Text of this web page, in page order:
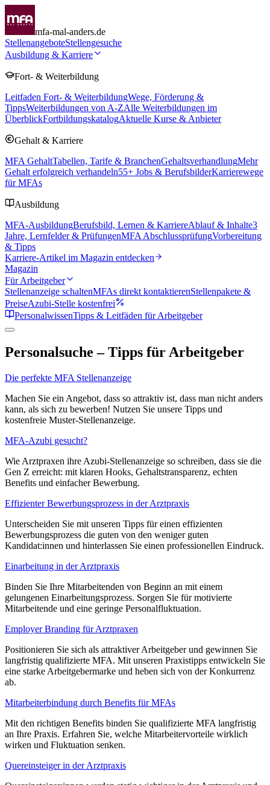
mfa-mal-anders.de
StellenangeboteStellengesuche
Ausbildung & Karriere
Fort- & Weiterbildung
Leitfaden Fort- & WeiterbildungWege, Förderung &
TippsWeiterbildungen von A-ZAlle Weiterbildungen im
ÜberblickFortbildungskatalogAktuelle Kurse & Anbieter
Gehalt & Karriere
MFA GehaltTabellen, Tarife & BranchenGehaltsverhandlungMehr
Gehalt erfolgreich verhandeln55+ Jobs & BerufsbilderKarrierewege
für MFAs
Ausbildung
MFA-AusbildungBerufsbild, Lernen & KarriereAblauf & Inhalte3
Jahre, Lernfelder & PrüfungenMFA AbschlussprüfungVorbereitung
& Tipps
Karriere-Artikel im Magazin entdecken
Magazin
Für Arbeitgeber
Stellenanzeige schaltenMFAs direkt kontaktierenStellenpakete &
PreiseAzubi-Stelle kostenfrei
PersonalwissenTipps & Leitfäden für Arbeitgeber
Personalsuche – Tipps für Arbeitgeber
Die perfekte MFA Stellenanzeige
Machen Sie ein Angebot, dass so attraktiv ist, dass man nicht anders
kann, als sich zu bewerben! Nutzen Sie unsere Tipps und
kostenfreie Muster-Stellenanzeige.
MFA-Azubi gesucht?
Wie Arztpraxen ihre Azubi-Stellenanzeige so schreiben, dass sie die
Gen Z erreicht: mit klaren Hooks, Gehaltstransparenz, echten
Benefits und einfacher Bewerbung.
Effizienter Bewerbungsprozess in der Arztpraxis
Unterscheiden Sie mit unseren Tipps für einen effizienten
Bewerbungsprozess die guten von den weniger guten
Kandidat:innen und hinterlassen Sie einen professionellen Eindruck.
Einarbeitung in der Arztpraxis
Binden Sie Ihre Mitarbeitenden von Beginn an mit einem
gelungenen Einarbeitungsprozess. Sorgen Sie für motivierte
Mitarbeitende und eine geringe Personalfluktuation.
Employer Branding für Arztpraxen
Positionieren Sie sich als attraktiver Arbeitgeber und gewinnen Sie
langfristig qualifizierte MFA. Mit unseren Praxistipps entwickeln Sie
eine starke Arbeitgebermarke und heben sich von der Konkurrenz
ab.
Mitarbeiterbindung durch Benefits für MFAs
Mit den richtigen Benefits binden Sie qualifizierte MFA langfristig
an Ihre Praxis. Erfahren Sie, welche Mitarbeitervorteile wirklich
wirken und Fluktuation senken.
Quereinsteiger in der Arztpraxis